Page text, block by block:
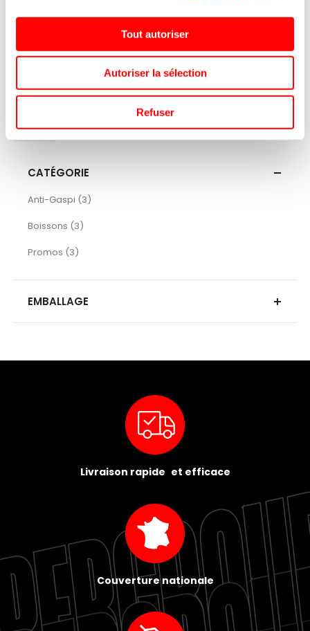
Tout autoriser
Autoriser la sélection
Refuser
DRAGON BALL
SE CONNECTER
CATÉGORIE
Anti-Gaspi 3
articles
Boissons 3
articles
Promos 3
articles
EMBALLAGE
Livraison rapide et efficace
Couverture nationale